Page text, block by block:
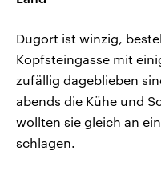
Dugort ist winzig,
Kopfsteingasse mit
zufällig dageblieben
abends die Kühe und
wollten sie gleich an
schlagen.